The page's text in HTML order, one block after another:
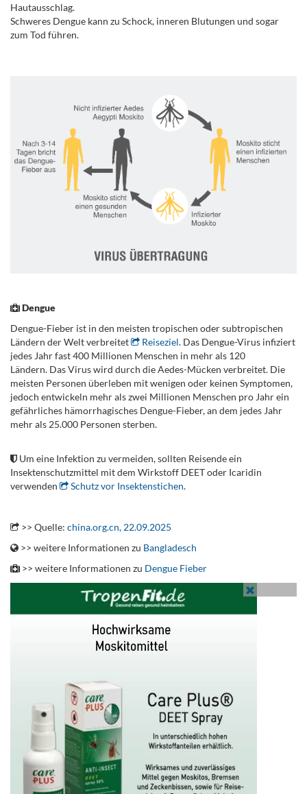
Hautausschlag.
Schweres Dengue kann zu Schock, inneren Blutungen und sogar
zum Tod führen.
Dengue
Dengue-Fieber ist in den meisten tropischen oder subtropischen
Ländern der Welt verbreitet
Reiseziel. Das Dengue-Virus infiziert
jedes Jahr fast 400 Millionen Menschen in mehr als 120
Ländern. Das Virus wird durch die Aedes-Mücken verbreitet. Die
meisten Personen überleben mit wenigen oder keinen Symptomen,
jedoch entwickeln mehr als zwei Millionen Menschen pro Jahr ein
gefährliches hämorrhagisches Dengue-Fieber, an dem jedes Jahr
mehr als 25.000 Personen sterben.
Um eine Infektion zu vermeiden, sollten Reisende ein
Insektenschutzmittel mit dem Wirkstoff DEET oder Icaridin
verwenden
Schutz vor Insektenstichen.
>> Quelle: china.org.cn, 22.09.2025
>> weitere Informationen zu Bangladesch
>> weitere Informationen zu Dengue Fieber